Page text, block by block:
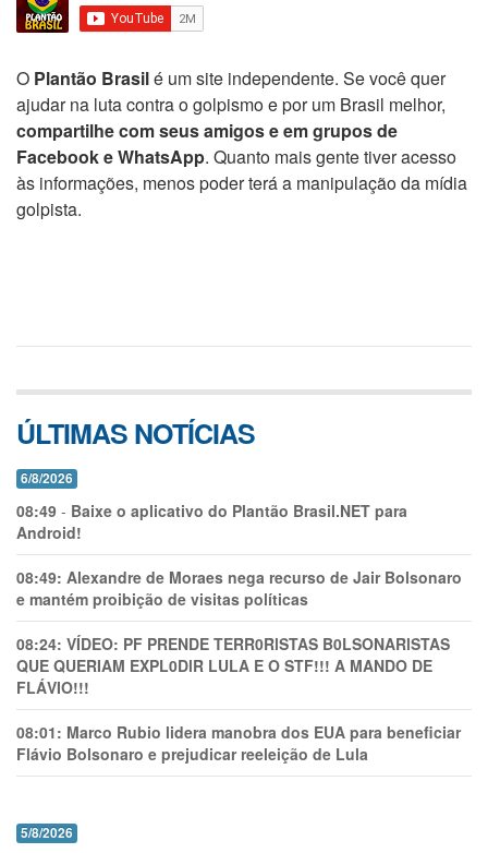
O Plantão Brasilé um site independente. Se você quer
ajudar na luta contra o golpismo e por um Brasil melhor,
compartilhe com seus amigos e em grupos de
Facebook e WhatsApp. Quanto mais gente tiver acesso
às informações, menos poder terá a manipulação da mídia
golpista.
ÚLTIMAS NOTÍCIAS
6/8/2026
08:49 - Baixe o aplicativo do Plantão Brasil.NET para
Android!
08:49: Alexandre de Moraes nega recurso de Jair Bolsonaro
e mantém proibição de visitas políticas
08:24: VÍDEO: PF PRENDE TERR0RlSTAS B0LSONARlSTAS
QUE QUERIAM EXPL0DlR LULA E O STF!!! A MANDO DE
FLÁVIO!!!
08:01: Marco Rubio lidera manobra dos EUA para beneficiar
Flávio Bolsonaro e prejudicar reeleição de Lula
5/8/2026